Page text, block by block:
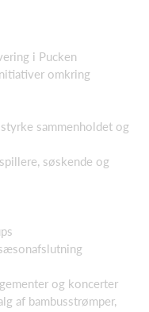
i Pucken
omkring
sammenholdet og
søskende og
og koncerter
af bambusstrømper,